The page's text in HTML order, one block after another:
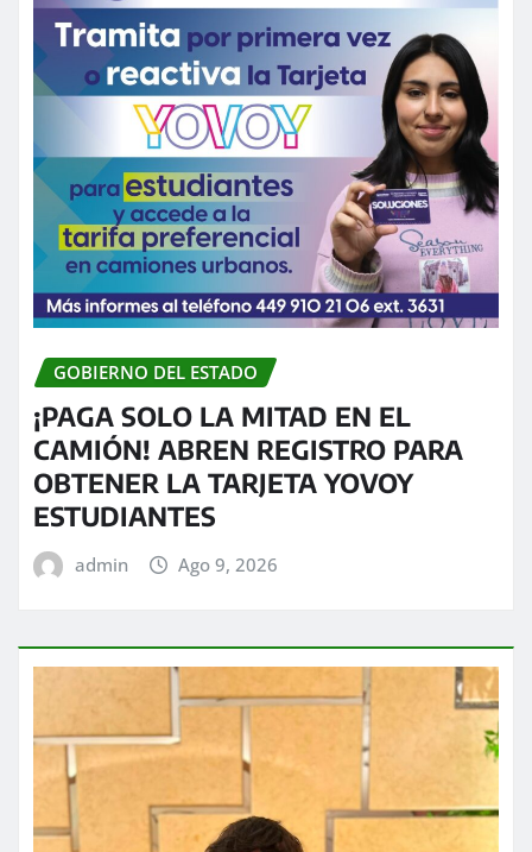
GOBIERNO DEL ESTADO
¡PAGA SOLO LA MITAD EN EL
CAMIÓN! ABREN REGISTRO PARA
OBTENER LA TARJETA YOVOY
ESTUDIANTES
admin Ago 9, 2026